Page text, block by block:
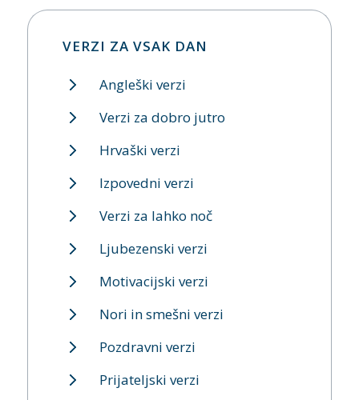
VERZI ZA VSAK DAN
Angleški verzi
Verzi za dobro jutro
Hrvaški verzi
Izpovedni verzi
Verzi za lahko noč
Ljubezenski verzi
Motivacijski verzi
Nori in smešni verzi
Pozdravni verzi
Prijateljski verzi